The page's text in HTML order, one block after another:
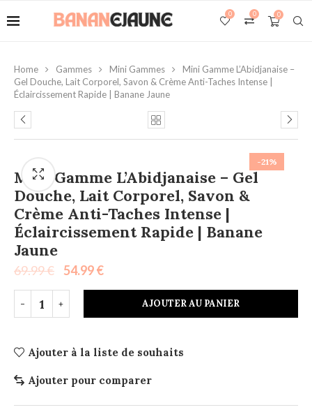
0
0
0
Home Gammes Mini Gammes
Mini Gamme L’Abidjanaise –
Gel Douche, Lait Corporel, Savon & Crème Anti-Taches Intense |
Éclaircissement Rapide | Banane Jaune
-21%
Mini Gamme L’Abidjanaise – Gel
Douche, Lait Corporel, Savon &
Crème Anti-Taches Intense |
Éclaircissement Rapide | Banane
Jaune
69.99€ 54.99€
AJOUTER AU PANIER
Ajouter à la liste de souhaits
Ajouter pour comparer